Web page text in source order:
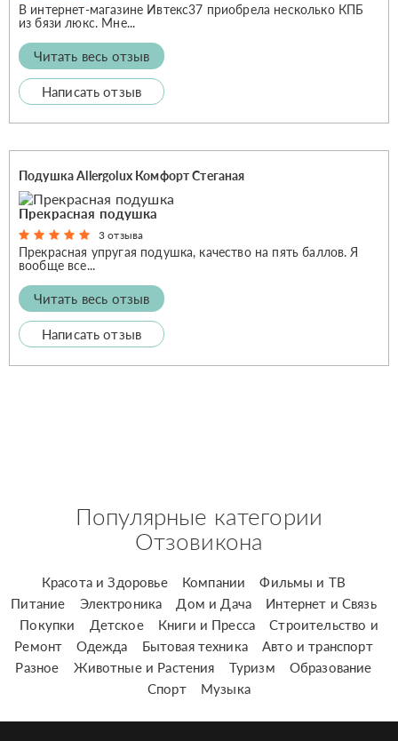
В интернет-магазине Ивтекс37 приобрела несколько КПБ
из бязи люкс. Мне...
Читать весь отзыв
Написать отзыв
Подушка Allergolux Комфорт Стеганая
Прекрасная подушка
3 отзыва
Прекрасная упругая подушка, качество на пять баллов. Я
вообще все...
Читать весь отзыв
Написать отзыв
Популярные категории
Отзовикона
Красота и Здоровье Компании
Фильмы и ТВ
Питание
Электроника Дом и Дача
Интернет и Связь
Покупки
Детское Книги и Пресса
Строительство и
Ремонт
Одежда Бытовая техника
Авто и транспорт
Разное
Животные и Растения Туризм
Образование
Спорт
Музыка